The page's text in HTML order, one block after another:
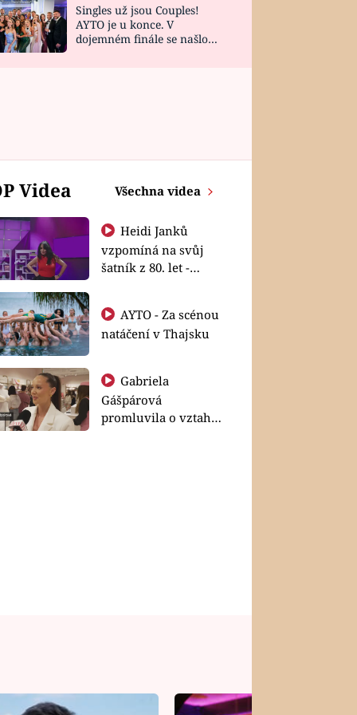
Singles už jsou Couples!
AYTO je u konce. V
dojemném finále se našlo
Videa Všechna videa
Heidi Janků
vzpomíná na svůj
šatník z 80. let -
natáčení v Thajsku
Gabriela
Gášpárová
promluvila o vztahu